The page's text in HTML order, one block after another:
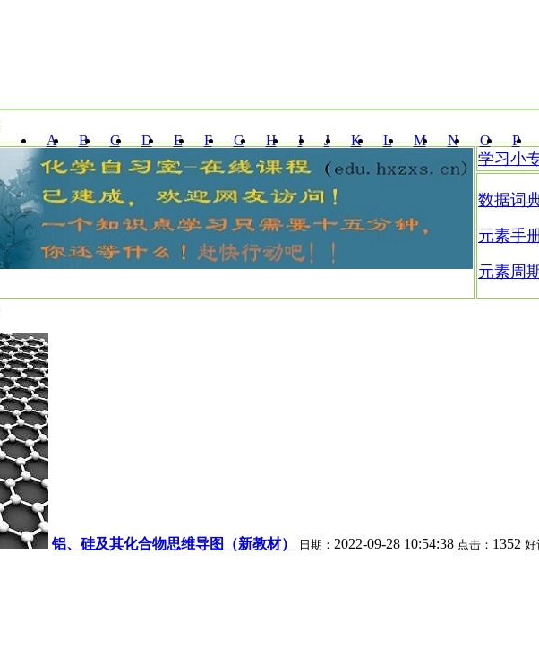
A
B C D E F G H I J K L M N O P
W X Y Z
学习小
数据词
元素手
元素周
铝、硅及其化合物思维导图（新教材） 日期： 2022-09-28 10:54:38 点击： 1352 好